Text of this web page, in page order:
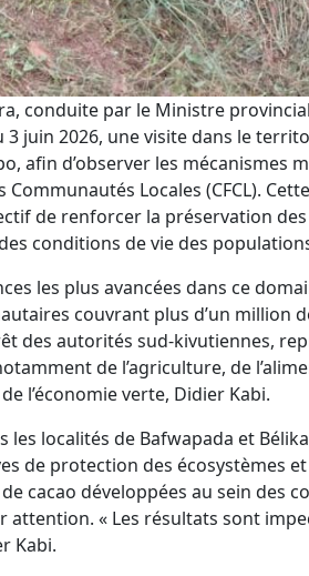
conduite par le Ministre
3 juin 2026, une visite dans le
afin d’observer les mécanismes
Communautés Locales (CFCL).
de renforcer la préservation
conditions de vie des
les plus avancées dans ce
couvrant plus d’un million
des autorités sud-kivutiennes,
de l’agriculture, de
l’économie verte, Didier Kabi.
les localités de Bafwapada et
de protection des écosystèmes
cacao développées au sein des
« Les résultats sont
Kabi.